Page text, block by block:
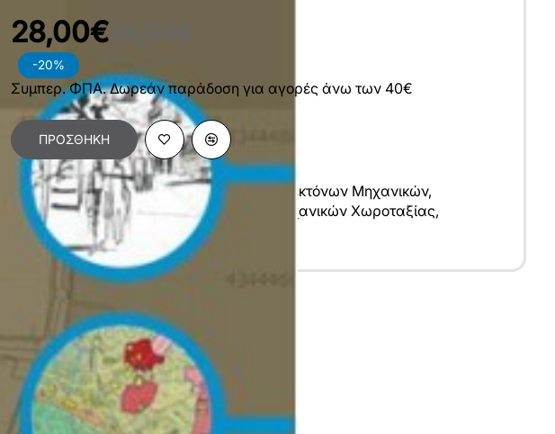
-20%
28,00€ 35,00€
Συμπερ. ΦΠΑ. Δωρεάν παράδοση για αγορές άνω των 40€
ΠΡΟΣΘΉΚΗ
Κατηγορίες: Επιστήμες Μηχανικών, Αρχιτεκτόνων Μηχανικών,
Αγρονόμων Τοπογράφων Μηχανικών
Μηχανικών Χωροταξίας,
Πολιτικών Μηχανικών
Χαρακτηριστικά Βιβλίου
Γλώσσα
Ελληνικά
Διαστάσεις
17x24 cm
Εσωτερικό Βιβλίου
Ασπρόμαυρο